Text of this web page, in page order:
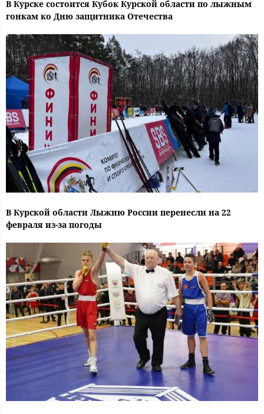
В Курске состоится Кубок Курской области по лыжным
гонкам ко Дню защитника Отечества
В Курской области Лыжню России перенесли на 22
февраля из-за погоды